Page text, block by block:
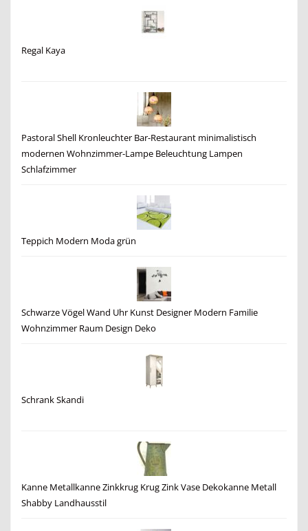
Regal Kaya
Pastoral Shell Kronleuchter Bar-Restaurant minimalistisch
modernen Wohnzimmer-Lampe Beleuchtung Lampen
Schlafzimmer
Teppich Modern Moda grün
Schwarze Vögel Wand Uhr Kunst Designer Modern Familie
Wohnzimmer Raum Design Deko
Schrank Skandi
Kanne Metallkanne Zinkkrug Krug Zink Vase Dekokanne Metall
Shabby Landhausstil